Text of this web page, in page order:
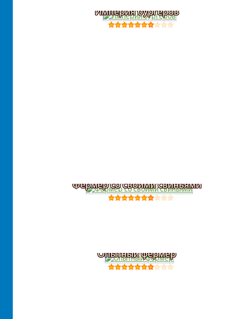
Империя бургеров
Фермер со своими свиньями
Опытный фермер